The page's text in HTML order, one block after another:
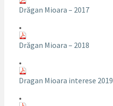
Drăgan Mioara – 2017
•
Drăgan Mioara – 2018
•
Dragan Mioara interese 2019
•